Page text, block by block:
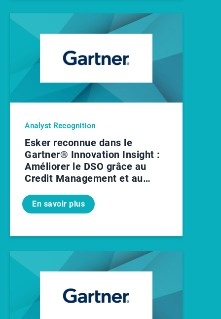
Analyst Recognition
Esker reconnue dans le
Gartner® Innovation Insight :
Améliorer le DSO grâce au
Credit Management et au
donnée
En savoir plus